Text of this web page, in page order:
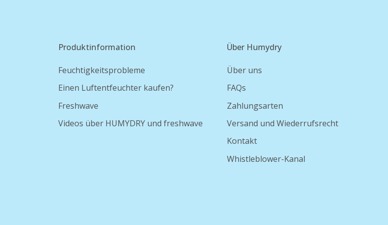
Produktinformation
Feuchtigkeitsprobleme
Einen Luftentfeuchter kaufen?
Freshwave
Videos über HUMYDRY und freshwave
Über Humydry
Über uns
FAQs
Zahlungsarten
Versand und Wiederrufsrecht
Kontakt
Whistleblower-Kanal